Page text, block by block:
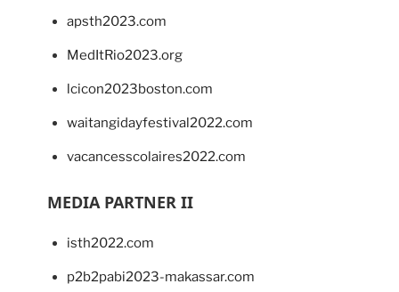
apsth2023.com
MedItRio2023.org
lcicon2023boston.com
waitangidayfestival2022.com
vacancesscolaires2022.com
MEDIA PARTNER II
isth2022.com
p2b2pabi2023-makassar.com